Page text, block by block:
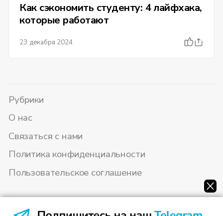
Как сэкономить студенту: 4 лайфхака,
которые работают
23 декабря 2024
Рубрики
О нас
Связаться с нами
Политика конфиденциальности
Пользовательское соглашение